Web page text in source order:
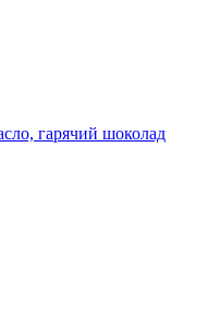
гарячий шоколад